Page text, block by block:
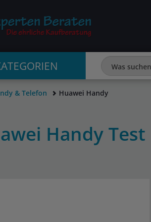
& Telefon Huawei Handy
Handy